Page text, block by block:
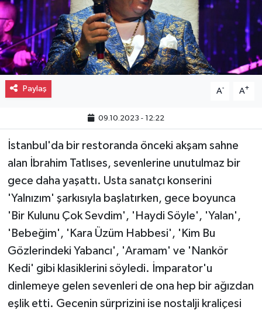
Paylaş A- A+
09.10.2023 - 12:22
İstanbul'da bir restoranda önceki akşam sahne
alan İbrahim Tatlıses, sevenlerine unutulmaz bir
gece daha yaşattı. Usta sanatçı konserini
'Yalnızım' şarkısıyla başlatırken, gece boyunca
'Bir Kulunu Çok Sevdim', 'Haydi Söyle', 'Yalan',
'Bebeğim', 'Kara Üzüm Habbesi', 'Kim Bu
Gözlerindeki Yabancı', 'Aramam' ve 'Nankör
Kedi' gibi klasiklerini söyledi. İmparator'u
dinlemeye gelen sevenleri de ona hep bir ağızdan
eşlik etti. Gecenin sürprizini ise nostalji kraliçesi
Eğitim